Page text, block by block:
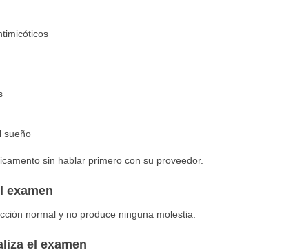
sueño
sin hablar primero con su proveedor.
examen
normal y no produce ninguna molestia.
el examen